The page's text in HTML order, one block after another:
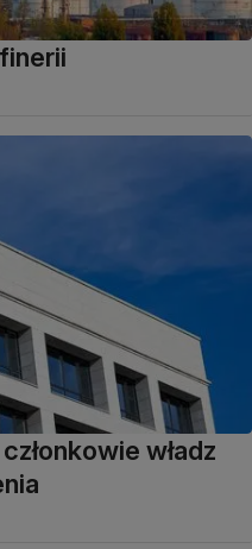
władz